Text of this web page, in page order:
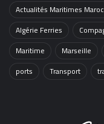
Actualités Maritimes Maroc
Algérie Ferries
Maritime
Marseille
ports
Transport